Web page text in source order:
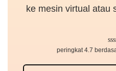
ke mesin virtual atau
peringkat 4.7